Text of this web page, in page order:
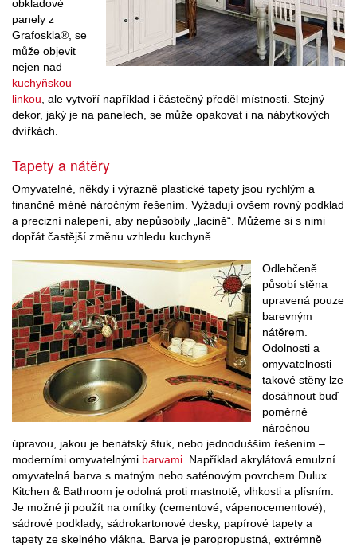
obkladové
panely z
Grafoskla®, se
může objevit
nejen nad
kuchyňskou
linkou , ale vytvoří například i částečný předěl místnosti. Stejný
dekor, jaký je na panelech, se může opakovat i na nábytkových
dvířkách.
Tapety a nátěry
Omyvatelné, někdy i výrazně plastické tapety jsou rychlým a
finančně méně náročným řešením. Vyžadují ovšem rovný podklad
a precizní nalepení, aby nepůsobily „lacině“. Můžeme si s nimi
dopřát častější změnu vzhledu kuchyně.
Odlehčeně
působí stěna
upravená pouze
barevným
nátěrem.
Odolnosti a
omyvatelnosti
takové stěny lze
dosáhnout buď
poměrně
náročnou
úpravou, jakou je benátský štuk, nebo jednodušším řešením –
moderními omyvatelnými barvami. Například akrylátová emulzní
omyvatelná barva s matným nebo saténovým povrchem Dulux
Kitchen & Bathroom je odolná proti mastnotě, vlhkosti a plísním.
Je možné ji použít na omítky (cementové, vápenocementové),
sádrové podklady, sádrokartonové desky, papírové tapety a
tapety ze skelného vlákna. Barva je paropropustná, extrémně